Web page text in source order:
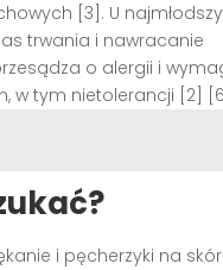
[3]. U
trwania i nawracanie
o alergii i
w tym nietolerancji [2]
i pęcherzyki na